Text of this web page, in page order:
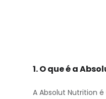
1. O que é a
A Absolut Nutrition